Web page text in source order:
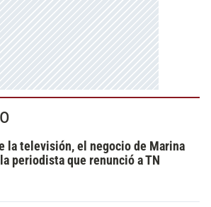
la televisión, el negocio de Marina
periodista que renunció a TN